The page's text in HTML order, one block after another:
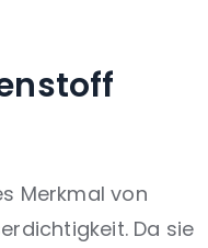
Merkmal von
Da sie